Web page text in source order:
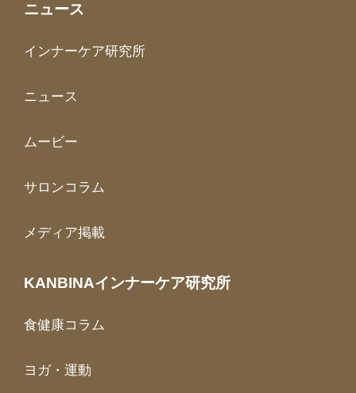
ニュース
インナーケア研究所
ニュース
ムービー
サロンコラム
メディア掲載
KANBINAインナーケア研究所
食健康コラム
ヨガ・運動